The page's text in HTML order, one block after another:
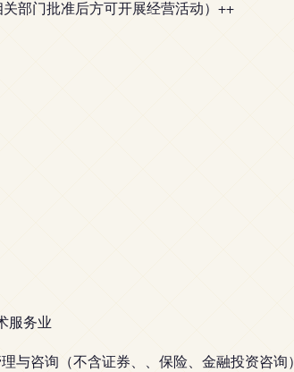
部门批准后方可开展经营活动）++
服务业
与咨询（不含证券、、保险、金融投资咨询）